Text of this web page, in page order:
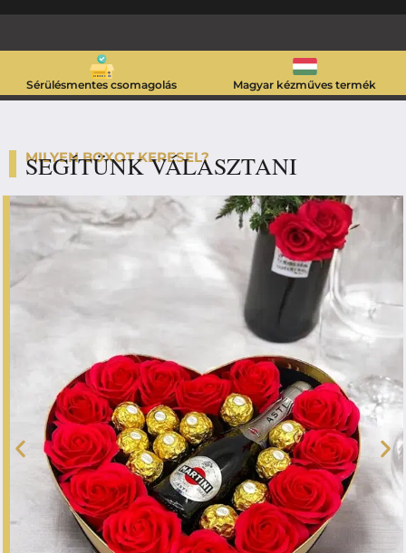
Sérülésmentes csomagolás Magyar kézműves termék
MILYEN BOXOT KERESEL?
SEGÍTÜNK VÁLASZTANI